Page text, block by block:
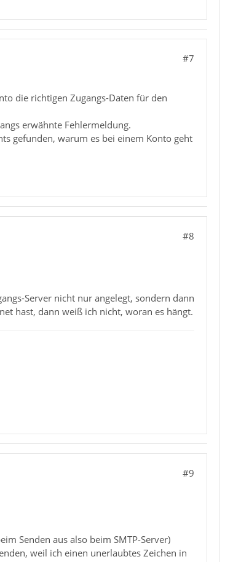
#7
die richtigen Zugangs-Daten für den
erwähnte Fehlermeldung.
gefunden, warum es bei einem Konto geht
#8
Server nicht nur angelegt, sondern dann
hast, dann weiß ich nicht, woran es hängt.
#9
Senden aus also beim SMTP-Server)
weil ich einen unerlaubtes Zeichen in